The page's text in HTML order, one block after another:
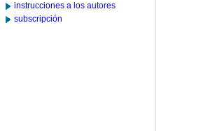
instrucciones a los autores
subscripción